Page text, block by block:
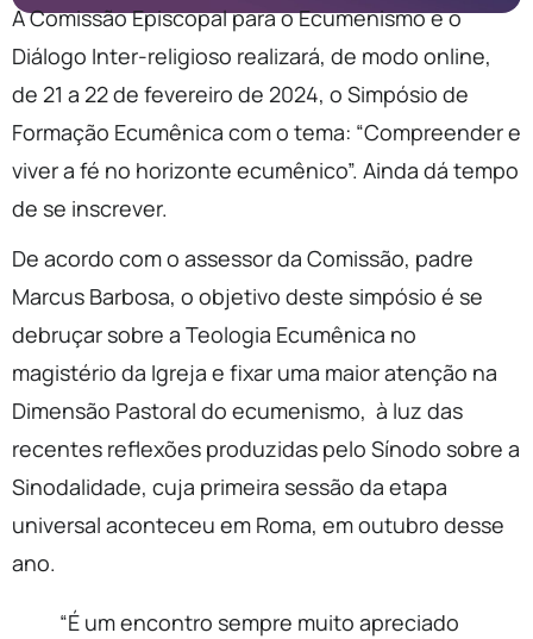
A Comissão Episcopal para o Ecumenismo e o
Diálogo Inter-religioso realizará, de modo online,
de 21 a 22 de fevereiro de 2024, o Simpósio de
Formação Ecumênica com o tema: “Compreender e
viver a fé no horizonte ecumênico”. Ainda dá tempo
de se inscrever.
De acordo com o assessor da Comissão, padre
Marcus Barbosa, o objetivo deste simpósio é se
debruçar sobre a Teologia Ecumênica no
magistério da Igreja e fixar uma maior atenção na
Dimensão Pastoral do ecumenismo, à luz das
recentes reflexões produzidas pelo Sínodo sobre a
Sinodalidade, cuja primeira sessão da etapa
universal aconteceu em Roma, em outubro desse
ano.
“É um encontro sempre muito apreciado